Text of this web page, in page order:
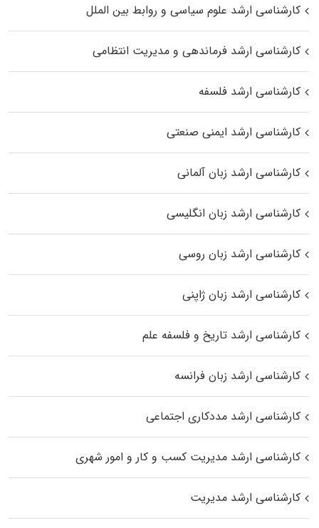
کارشناسی ارشد علوم سیاسی و روابط بین الملل
کارشناسی ارشد فرماندهی و مدیریت انتظامی
کارشناسی ارشد فلسفه
کارشناسی ارشد ایمنی صنعتی
کارشناسی ارشد زبان آلمانی
کارشناسی ارشد زبان انگلیسی
کارشناسی ارشد زبان روسی
کارشناسی ارشد زبان ژاپنی
کارشناسی ارشد تاریخ و فلسفه علم
کارشناسی ارشد زبان فرانسه
کارشناسی ارشد مددکاری اجتماعی
کارشناسی ارشد مدیریت کسب و کار و امور شهری
کارشناسی ارشد مدیریت